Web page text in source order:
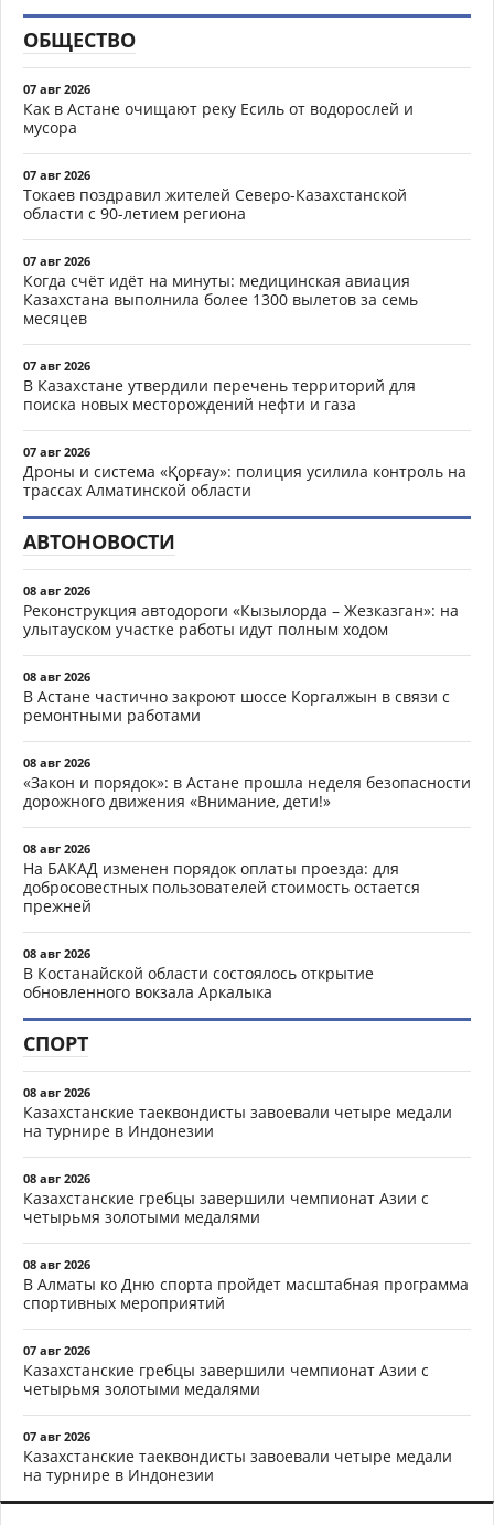
ОБЩЕСТВО
07 авг 2026
Как в Астане очищают реку Есиль от водорослей и
мусора
07 авг 2026
Токаев поздравил жителей Северо-Казахстанской
области с 90-летием региона
07 авг 2026
Когда счёт идёт на минуты: медицинская авиация
Казахстана выполнила более 1300 вылетов за семь
месяцев
07 авг 2026
В Казахстане утвердили перечень территорий для
поиска новых месторождений нефти и газа
07 авг 2026
Дроны и система «Қорғау»: полиция усилила контроль на
трассах Алматинской области
АВТОНОВОСТИ
08 авг 2026
Реконструкция автодороги «Кызылорда – Жезказган»: на
улытауском участке работы идут полным ходом
08 авг 2026
В Астане частично закроют шоссе Коргалжын в связи с
ремонтными работами
08 авг 2026
«Закон и порядок»: в Астане прошла неделя безопасности
дорожного движения «Внимание, дети!»
08 авг 2026
На БАКАД изменен порядок оплаты проезда: для
добросовестных пользователей стоимость остается
прежней
08 авг 2026
В Костанайской области состоялось открытие
обновленного вокзала Аркалыка
СПОРТ
08 авг 2026
Казахстанские таеквондисты завоевали четыре медали
на турнире в Индонезии
08 авг 2026
Казахстанские гребцы завершили чемпионат Азии с
четырьмя золотыми медалями
08 авг 2026
В Алматы ко Дню спорта пройдет масштабная программа
спортивных мероприятий
07 авг 2026
Казахстанские гребцы завершили чемпионат Азии с
четырьмя золотыми медалями
07 авг 2026
Казахстанские таеквондисты завоевали четыре медали
на турнире в Индонезии